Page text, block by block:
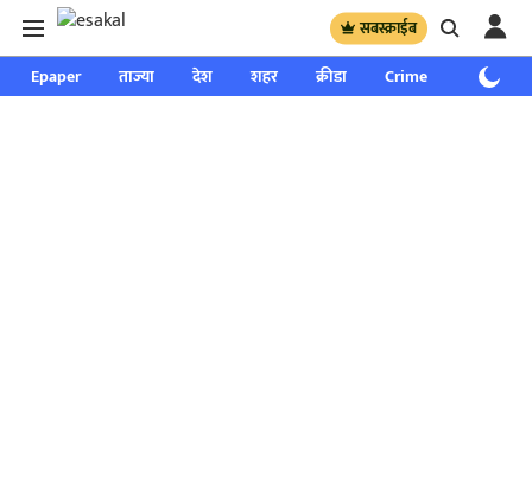
सबस्क्राईब
Epaper ताज्या देश शहर क्रीडा Crime साप्ताहिक